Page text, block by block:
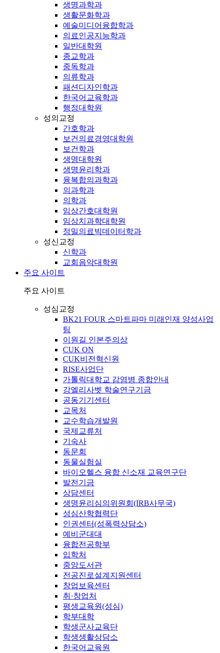
생명과학과
생활문화학과
예술미디어융합학과
의료인공지능학과
일반대학원
종교학과
중독학과
의류학과
패션디자인학과
한국어교육학과
행정대학원
성의교정
간호학과
보건의료경영대학원
보건학과
생명대학원
생명윤리학과
융복합의과학과
의과학과
의학과
임상간호대학원
임상치과학대학원
정밀의료빅데이터학과
성신교정
신학과
교회음악대학원
주요 사이트
주요 사이트
성심교정
BK21 FOUR 스마트파마 미래인재 양성사업
팀
이원길 인본주의상
CUK ON
CUK비전혁신원
RISE사업단
가톨릭대학교 감염병 종합안내
강엘리사벳 학술연구기금
공동기기센터
교목처
교수학습개발원
국제교류처
기숙사
동문회
동물실험실
바이오헬스 융합 신소재 교육연구단
발전기금
상담센터
생명윤리심의위원회(IRB사무국)
성심산학협력단
인권센터(성폭력상담소)
예비군대대
융합전공학부
입학처
중앙도서관
전공진로설계지원센터
창업보육센터
취·창업처
평생교육원(성심)
학부대학
학생군사교육단
학생생활상담소
한국어교육원